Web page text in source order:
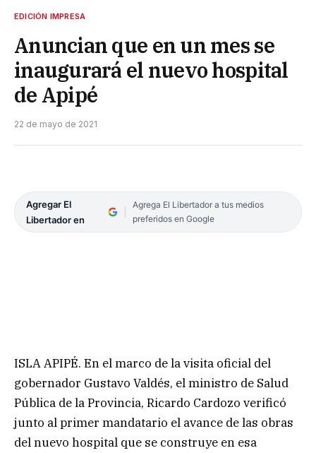
EDICIÓN IMPRESA
Anuncian que en un mes se
inaugurará el nuevo hospital
de Apipé
22 de mayo de 2021
Agregar El
Libertador en
Agrega El Libertador a tus medios
preferidos en Google
ISLA APIPÉ. En el marco de la visita oficial del
gobernador Gustavo Valdés, el ministro de Salud
Pública de la Provincia, Ricardo Cardozo verificó
junto al primer mandatario el avance de las obras
del nuevo hospital que se construye en esa